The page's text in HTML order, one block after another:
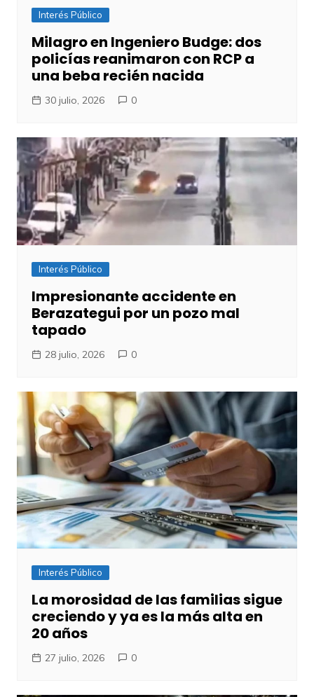
Interés Público
Milagro en Ingeniero Budge: dos
policías reanimaron con RCP a
una beba recién nacida
30 julio, 2026 0
Interés Público
Impresionante accidente en
Berazategui por un pozo mal
tapado
28 julio, 2026 0
Interés Público
​La morosidad de las familias sigue
creciendo y ya es la más alta en
20 años
27 julio, 2026 0